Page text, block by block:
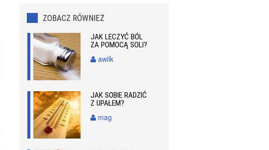
ZOBACZ RÓWNIEŻ
JAK LECZYĆ BÓL
ZA POMOCĄ SOLI?
awilk
JAK SOBIE RADZIĆ
Z UPAŁEM?
mag